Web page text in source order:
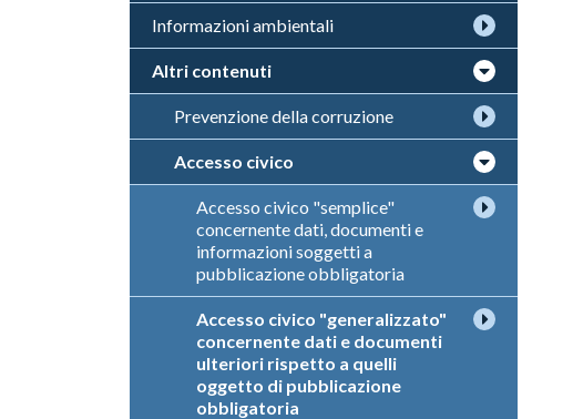
Informazioni ambientali
Altri contenuti
Prevenzione della corruzione
Accesso civico
Accesso civico "semplice"
concernente dati, documenti e
informazioni soggetti a
pubblicazione obbligatoria
Accesso civico "generalizzato"
concernente dati e documenti
ulteriori rispetto a quelli
oggetto di pubblicazione
obbligatoria